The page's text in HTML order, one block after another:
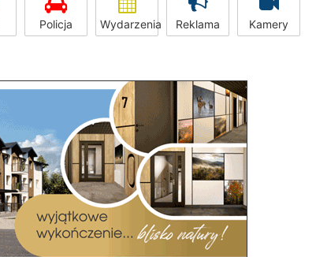
Policja Wydarzenia Reklama Kamery